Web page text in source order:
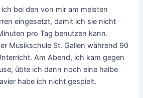
bei den von mir am meisten
eingesetzt, damit ich sie nicht
pro Tag benutzen kann.
Musikschule St. Gallen während 90
Am Abend, ich kam gegen
übte ich dann noch eine halbe
habe ich nicht gespielt.